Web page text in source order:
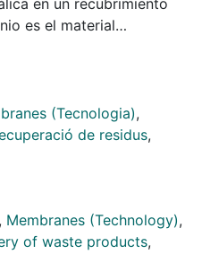
es el material
El llamado
Después de la
enjuagarse
operación en la que se
del baño
plantea la mejora de la
mediante un plan
de los ácidos diluidos
(Tecnologia),
de residus,
, Membranes (Technology),
of waste products,